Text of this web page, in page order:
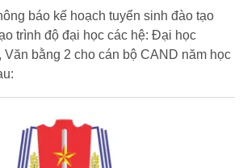
báo kế hoạch tuyển sinh đào tạo
trình độ đại học các hệ: Đại học
Văn bằng 2 cho cán bộ CAND năm học